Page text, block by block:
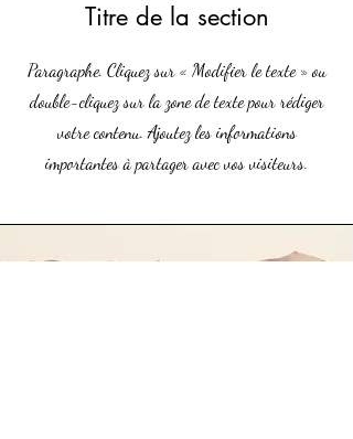
Titre de la section
Paragraphe. Cliquez sur « Modifier le texte » ou
double-cliquez sur la zone de texte pour rédiger
votre contenu. Ajoutez les informations
importantes à partager avec vos visiteurs.